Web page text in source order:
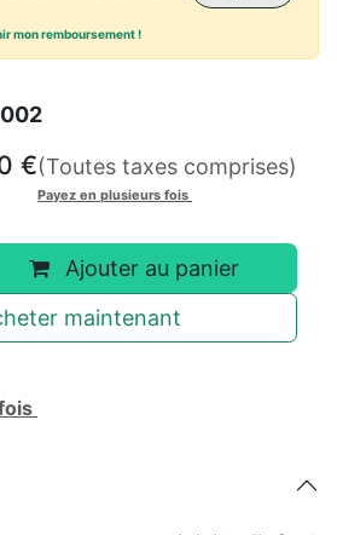
mon remboursement !
Ajouter au panier
maintenant
€(Toutes taxes comprises)
Payez en plusieurs fois